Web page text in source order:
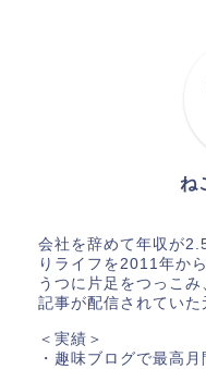
ね
会社を辞めて年収が
りライフを2011年か
うつに片足をつっこ
記事が配信されていた
＜実績＞
・趣味ブログで最高